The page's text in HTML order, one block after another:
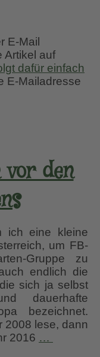
E-Mail
Artikel auf
dafür einfach
E-Mailadresse
vor den
ich eine kleine
um FB-
Gruppe zu
endlich die
sich ja selbst
dauerhafte
bezeichnet.
2008 lese, dann
2016 …